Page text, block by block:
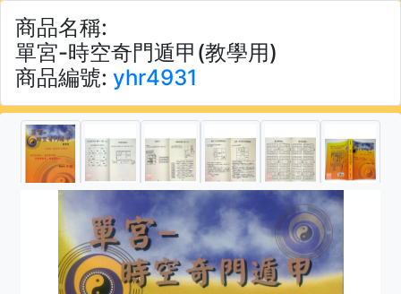
商品名稱:
單宮-時空奇門遁甲(教學用)
商品編號: yhr4931